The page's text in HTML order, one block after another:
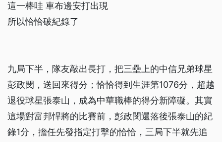
這一棒哇 車布邊安打出現
所以恰恰破紀錄了
九局下半，隊友敲出長打，把三壘上的中信兄弟球星
彭政閔，送回來得分；恰恰得到生涯第1076分，超越
退役球星張泰山，成為中華職棒的得分新障礙。其實
這場對富邦悍將的比賽前，彭政閔還落後張泰山的紀
錄1分，擔任先發指定打擊的恰恰，三局下半就先追